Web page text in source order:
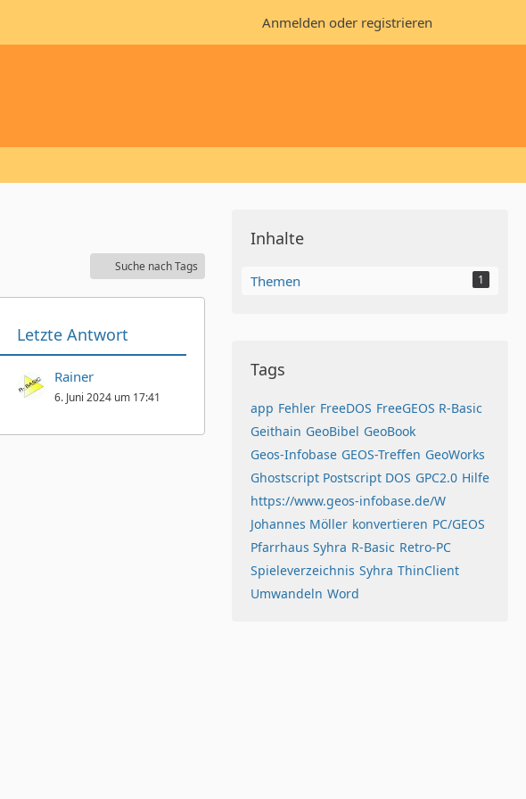
Anmelden oder registrieren
Suche nach Tags
Letzte Antwort
Rainer
6. Juni 2024 um 17:41
Inhalte
Themen 1
Tags
app Fehler FreeDOS FreeGEOS R-Basic
Geithain GeoBibel GeoBook
Geos-Infobase GEOS-Treffen GeoWorks
Ghostscript Postscript DOS GPC2.0 Hilfe
https://www.geos-infobase.de/W
Johannes Möller konvertieren PC/GEOS
Pfarrhaus Syhra R-Basic Retro-PC
Spieleverzeichnis Syhra ThinClient
Umwandeln Word